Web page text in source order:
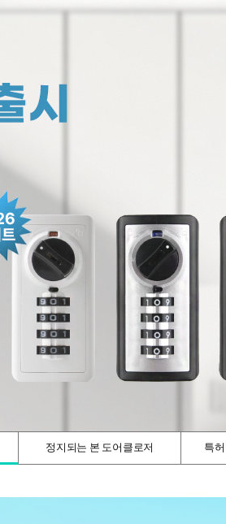
정지되는 본 도어클로저 특